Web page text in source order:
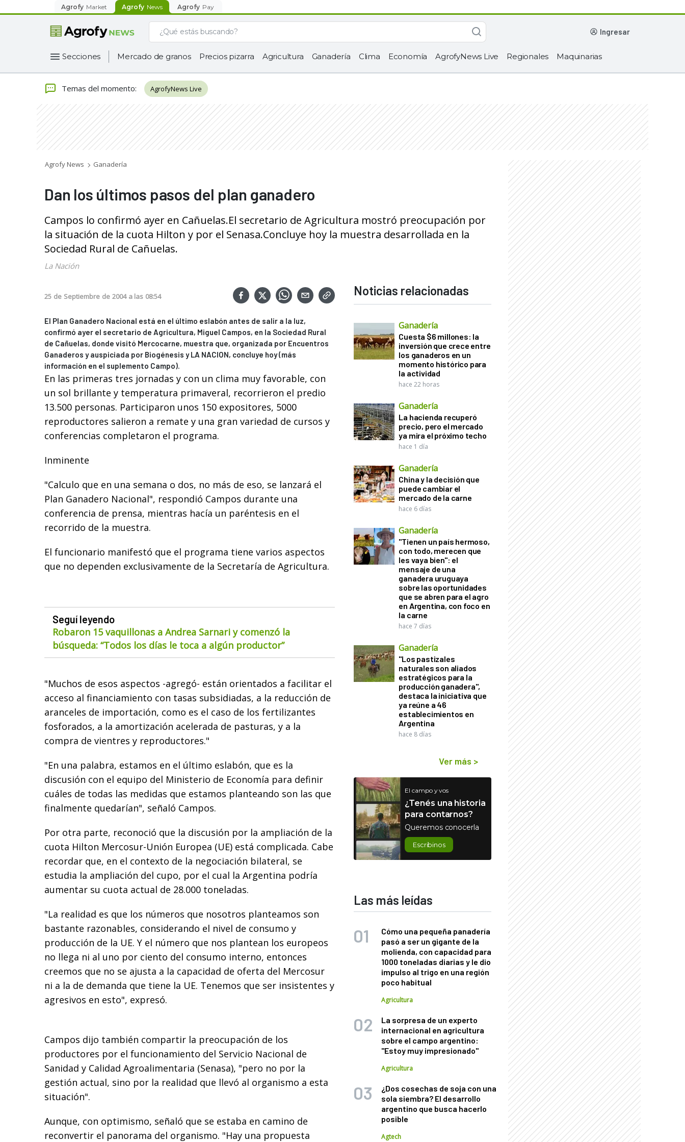
Agrofy Market Agrofy News Agrofy Pay
ingresar
Secciones Mercado de granos Precios pizarra Agricultura Ganadería Clima Economía AgrofyNews Live Regionales Maquinarias
Temas del momento: AgrofyNews Live
Agrofy News Ganadería
Dan los últimos pasos del plan ganadero
Campos lo confirmó ayer en Cañuelas.El secretario de Agricultura mostró preocupación por
la situación de la cuota Hilton y por el Senasa.Concluye hoy la muestra desarrollada en la
Sociedad Rural de Cañuelas.
La Nación
25 de Septiembre de 2004 a las 08:54
El Plan Ganadero Nacional está en el último eslabón antes de salir a la luz,
confirmó ayer el secretario de Agricultura, Miguel Campos, en la Sociedad Rural
de Cañuelas, donde visitó Mercocarne, muestra que, organizada por Encuentros
Ganaderos y auspiciada por Biogénesis y LA NACION, concluye hoy (más
información en el suplemento Campo).
En las primeras tres jornadas y con un clima muy favorable, con
un sol brillante y temperatura primaveral, recorrieron el predio
13.500 personas. Participaron unos 150 expositores, 5000
reproductores salieron a remate y una gran variedad de cursos y
conferencias completaron el programa.
Inminente
"Calculo que en una semana o dos, no más de eso, se lanzará el
Plan Ganadero Nacional", respondió Campos durante una
conferencia de prensa, mientras hacía un paréntesis en el
recorrido de la muestra.
El funcionario manifestó que el programa tiene varios aspectos
que no dependen exclusivamente de la Secretaría de Agricultura.
Seguí leyendo
Robaron 15 vaquillonas a Andrea Sarnari y comenzó la
búsqueda: “Todos los días le toca a algún productor”
"Muchos de esos aspectos -agregó- están orientados a facilitar el
acceso al financiamiento con tasas subsidiadas, a la reducción de
aranceles de importación, como es el caso de los fertilizantes
fosforados, a la amortización acelerada de pasturas, y a la
compra de vientres y reproductores."
"En una palabra, estamos en el último eslabón, que es la
discusión con el equipo del Ministerio de Economía para definir
cuáles de todas las medidas que estamos planteando son las que
finalmente quedarían", señaló Campos.
Por otra parte, reconoció que la discusión por la ampliación de la
cuota Hilton Mercosur-Unión Europea (UE) está complicada. Cabe
recordar que, en el contexto de la negociación bilateral, se
estudia la ampliación del cupo, por el cual la Argentina podría
aumentar su cuota actual de 28.000 toneladas.
"La realidad es que los números que nosotros planteamos son
bastante razonables, considerando el nivel de consumo y
producción de la UE. Y el número que nos plantean los europeos
no llega ni al uno por ciento del consumo interno, entonces
creemos que no se ajusta a la capacidad de oferta del Mercosur
ni a la de demanda que tiene la UE. Tenemos que ser insistentes y
agresivos en esto", expresó.
Campos dijo también compartir la preocupación de los
productores por el funcionamiento del Servicio Nacional de
Sanidad y Calidad Agroalimentaria (Senasa), "pero no por la
gestión actual, sino por la realidad que llevó al organismo a esta
situación".
Aunque, con optimismo, señaló que se estaba en camino de
reconvertir el panorama del organismo. "Hay una propuesta
Noticias relacionadas
Ganadería
Cuesta $6 millones: la
inversión que crece entre
los ganaderos en un
momento histórico para
la actividad
hace 22 horas
Ganadería
La hacienda recuperó
precio, pero el mercado
ya mira el próximo techo
hace 1 día
Ganadería
China y la decisión que
puede cambiar el
mercado de la carne
hace 6 días
Ganadería
"Tienen un país hermoso,
con todo, merecen que
les vaya bien": el
mensaje de una
ganadera uruguaya
sobre las oportunidades
que se abren para el agro
en Argentina, con foco en
la carne
hace 7 días
Ganadería
"Los pastizales
naturales son aliados
estratégicos para la
producción ganadera",
destaca la iniciativa que
ya reúne a 46
establecimientos en
Argentina
hace 8 días
Ver más >
El campo y vos
¿Tenés una historia
para contarnos?
Queremos conocerla
Escribinos
Las más leídas
Cómo una pequeña panadería
pasó a ser un gigante de la
molienda, con capacidad para
1000 toneladas diarias y le dio
impulso al trigo en una región
poco habitual
Agricultura
La sorpresa de un experto
internacional en agricultura
sobre el campo argentino:
"Estoy muy impresionado"
Agricultura
¿Dos cosechas de soja con una
sola siembra? El desarrollo
argentino que busca hacerlo
posible
Agtech